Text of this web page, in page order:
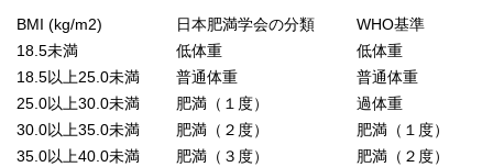
BMI (kg/m2) 日本肥満学会の分類
WHO基準
18.5未満
低体重
低体重
18.5以上25.0未満
普通体重
普通体重
25.0以上30.0未満
肥満（１度）
過体重
30.0以上35.0未満
肥満（２度）
肥満（１度）
35.0以上40.0未満
肥満（３度）
肥満（２度）